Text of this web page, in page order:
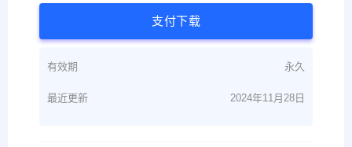
支付下载
有效期 永久
最近更新 2024年11月28日